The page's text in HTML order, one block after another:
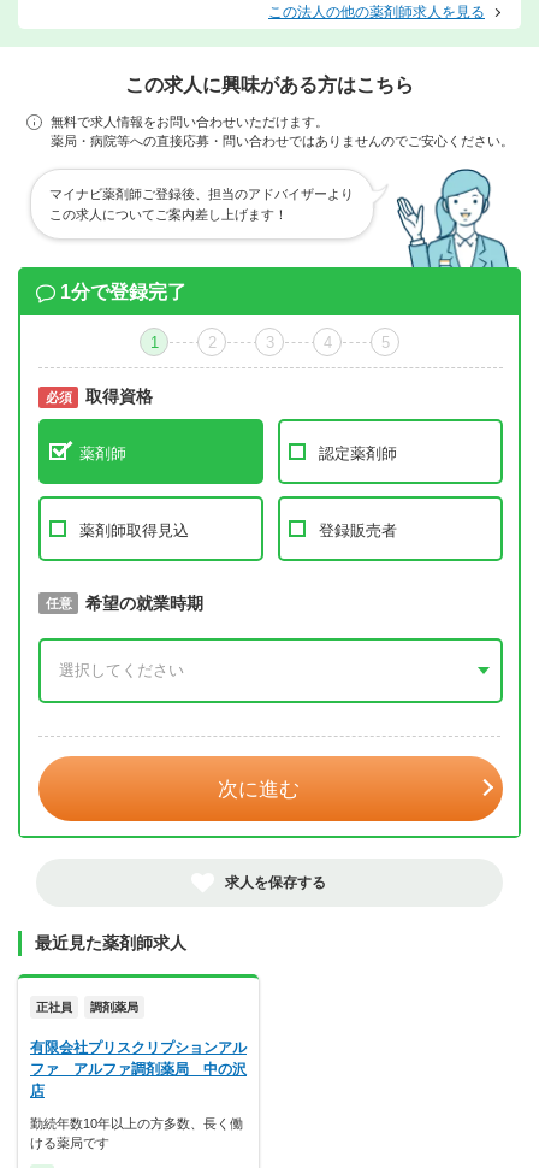
この法人の他の薬剤師求人を見る
この求人に興味がある方はこちら
無料で求人情報をお問い合わせいただけます。
薬局・病院等への直接応募・問い合わせではありませんのでご安心ください。
マイナビ薬剤師ご登録後、担当のアドバイザーより
この求人についてご案内差し上げます！
1分で登録完了
1 2 3 4 5
必須 取得資格
薬剤師 認定薬剤師
薬剤師取得見込 登録販売者
必須 取得予定年
任意 希望の就業時期
次に進む
求人を保存する
最近見た薬剤師求人
正社員 調剤薬局
有限会社プリスクリプションアル
ファ アルファ調剤薬局 中の沢
店
勤続年数10年以上の方多数、長く働
ける薬局です